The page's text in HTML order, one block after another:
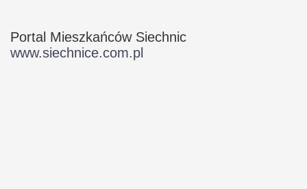
Portal Mieszkańców Siechnic
www.siechnice.com.pl